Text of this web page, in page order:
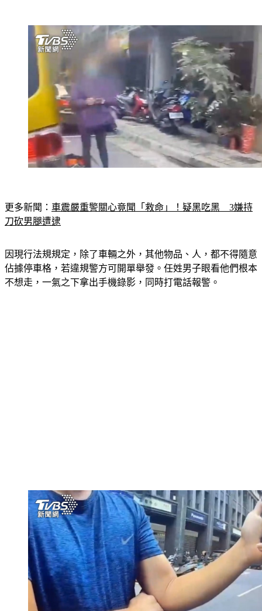
更多新聞： 車震嚴重警關心竟聞「救命」！疑黑吃黑　3嫌持
刀砍男腿遭逮
因現行法規規定，除了車輛之外，其他物品、人，都不得隨意
佔據停車格，若違規警方可開單舉發。任姓男子眼看他們根本
不想走，一氣之下拿出手機錄影，同時打電話報警。